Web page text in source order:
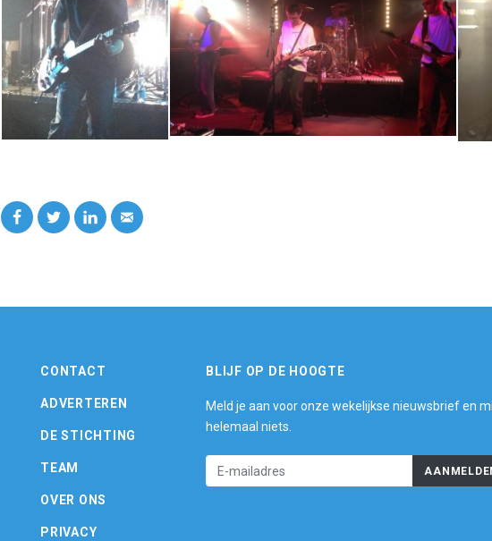
CONTACT
ADVERTEREN
DE STICHTING
TEAM
OVER ONS
PRIVACY
BLIJF OP DE HOOGTE
Meld je aan voor onze wekelijkse nieuwsbrief en
helemaal niets.